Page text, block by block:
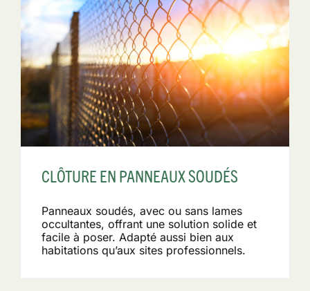
CLÔTURE EN PANNEAUX SOUDÉS
Panneaux soudés, avec ou sans lames
occultantes, offrant une solution solide et
facile à poser. Adapté aussi bien aux
habitations qu’aux sites professionnels.